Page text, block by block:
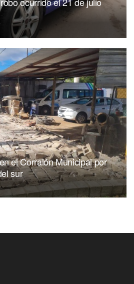
el Corralón Municipal por
sur